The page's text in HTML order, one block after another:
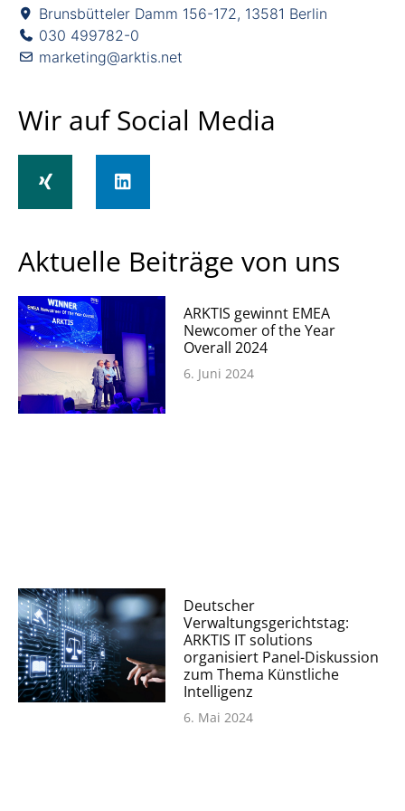
Brunsbütteler Damm 156-172, 13581 Berlin
030 499782-0
marketing@arktis.net
Wir auf Social Media
Aktuelle Beiträge von uns
ARKTIS gewinnt EMEA
Newcomer of the Year
Overall 2024
6. Juni 2024
Deutscher
Verwaltungsgerichtstag:
ARKTIS IT solutions
organisiert Panel-Diskussion
zum Thema Künstliche
Intelligenz
6. Mai 2024